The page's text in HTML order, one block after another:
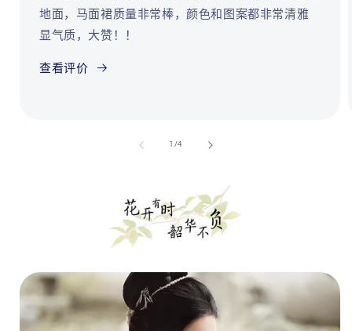
地面，马面裙质量非常棒，颜色和图案都非常清雅
显气质，大赞！！
查看评价
1 //4